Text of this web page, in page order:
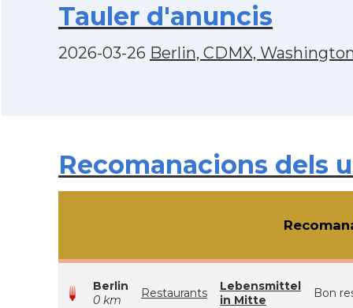
Tauler d'anuncis
2026-03-26 Berlin, CDMX,
Recomanacions dels
Berlin
0 km
Restaurants
Lebensmittel
in Mitte
Bon